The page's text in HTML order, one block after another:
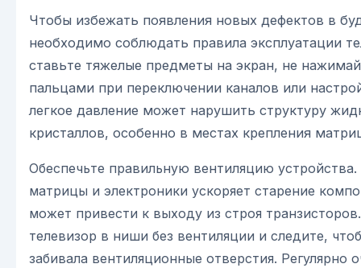
Чтобы избежать появления новых дефектов в
необходимо соблюдать правила эксплуатации
ставьте тяжелые предметы на экран, не
пальцами при переключении каналов или
легкое давление может нарушить структуру
кристаллов, особенно в местах крепления
Обеспечьте правильную вентиляцию устройства.
матрицы и электроники ускоряет старение
может привести к выходу из строя
телевизор в ниши без вентиляции и следите,
забивала вентиляционные отверстия. Регулярно